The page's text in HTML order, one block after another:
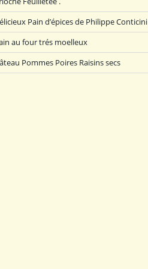
Pain d’épices de Philippe Conticini
au four trés moelleux
Pommes Poires Raisins secs